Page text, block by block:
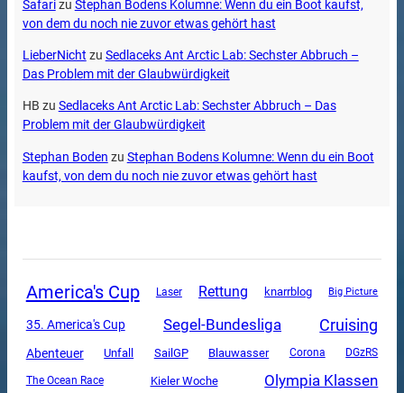
Safarizu Stephan Bodens Kolumne: Wenn du ein Boot kaufst,
von dem du noch nie zuvor etwas gehört hast
LieberNicht zu Sedlaceks Ant Arctic Lab: Sechster Abbruch –
Das Problem mit der Glaubwürdigkeit
HB zu Sedlaceks Ant Arctic Lab: Sechster Abbruch – Das
Problem mit der Glaubwürdigkeit
Stephan Boden zu Stephan Bodens Kolumne: Wenn du ein Boot
kaufst, von dem du noch nie zuvor etwas gehört hast
America's Cup Laser Rettung knarrblog Big Picture
35. America's Cup Segel-Bundesliga Cruising
Abenteuer Unfall SailGP Blauwasser Corona DGzRS
The Ocean Race Kieler Woche Olympia Klassen